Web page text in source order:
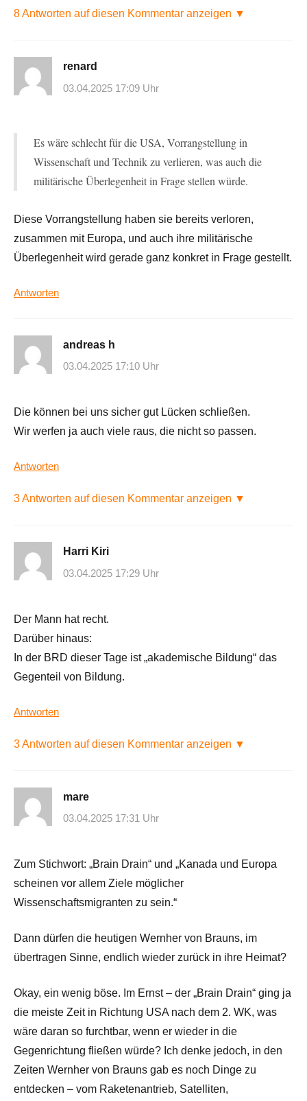
8 Antworten auf diesen Kommentar anzeigen ▼
renard
03.04.2025 17:09 Uhr
Es wäre schlecht für die USA, Vorrangstellung in
Wissenschaft und Technik zu verlieren, was auch die
militärische Überlegenheit in Frage stellen würde.
Diese Vorrangstellung haben sie bereits verloren,
zusammen mit Europa, und auch ihre militärische
Überlegenheit wird gerade ganz konkret in Frage gestellt.
Antworten
andreas h
03.04.2025 17:10 Uhr
Die können bei uns sicher gut Lücken schließen.
Wir werfen ja auch viele raus, die nicht so passen.
Antworten
3 Antworten auf diesen Kommentar anzeigen ▼
Harri Kiri
03.04.2025 17:29 Uhr
Der Mann hat recht.
Darüber hinaus:
In der BRD dieser Tage ist „akademische Bildung“ das
Gegenteil von Bildung.
Antworten
3 Antworten auf diesen Kommentar anzeigen ▼
mare
03.04.2025 17:31 Uhr
Zum Stichwort: „Brain Drain“ und „Kanada und Europa
scheinen vor allem Ziele möglicher
Wissenschaftsmigranten zu sein.“
Dann dürfen die heutigen Wernher von Brauns, im
übertragen Sinne, endlich wieder zurück in ihre Heimat?
Okay, ein wenig böse. Im Ernst – der „Brain Drain“ ging ja
die meiste Zeit in Richtung USA nach dem 2. WK, was
wäre daran so furchtbar, wenn er wieder in die
Gegenrichtung fließen würde? Ich denke jedoch, in den
Zeiten Wernher von Brauns gab es noch Dinge zu
entdecken – vom Raketenantrieb, Satelliten,